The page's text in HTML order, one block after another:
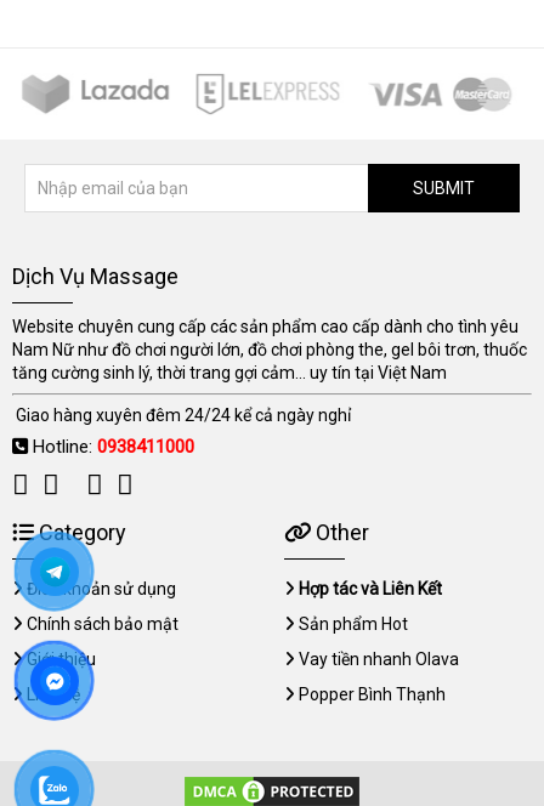
SUBMIT
Dịch Vụ Massage
Website chuyên cung cấp các sản phẩm cao cấp dành cho tình yêu
Nam Nữ như đồ chơi người lớn, đồ chơi phòng the, gel bôi trơn, thuốc
tăng cường sinh lý, thời trang gợi cảm... uy tín tại Việt Nam
Giao hàng xuyên đêm 24/24 kể cả ngày nghỉ
Hotline: 0938411000
Category
Điều khoản sử dụng
Chính sách bảo mật
Giới thiệu
Liên hệ
Other
Hợp tác và Liên Kết
Sản phẩm Hot
Vay tiền nhanh Olava
Popper Bình Thạnh